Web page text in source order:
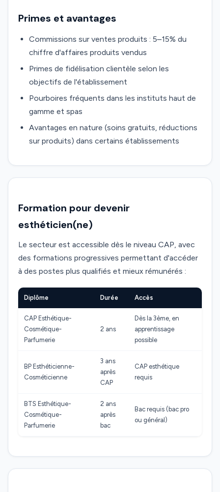
Primes et avantages
Commissions sur ventes produits : 5–15% du
chiffre d'affaires produits vendus
Primes de fidélisation clientèle selon les
objectifs de l'établissement
Pourboires fréquents dans les instituts haut de
gamme et spas
Avantages en nature (soins gratuits, réductions
sur produits) dans certains établissements
Formation pour devenir
esthéticien(ne)
Le secteur est accessible dès le niveau CAP, avec
des formations progressives permettant d'accéder
à des postes plus qualifiés et mieux rémunérés :
Diplôme Durée Accès
CAP Esthétique-
Cosmétique-
Parfumerie
2 ans
Dès la 3ème, en
apprentissage
possible
BP Esthéticienne-
Cosméticienne
3 ans
après
CAP
CAP esthétique
requis
BTS Esthétique-
Cosmétique-
Parfumerie
2 ans
après
bac
Bac requis (bac pro
ou général)